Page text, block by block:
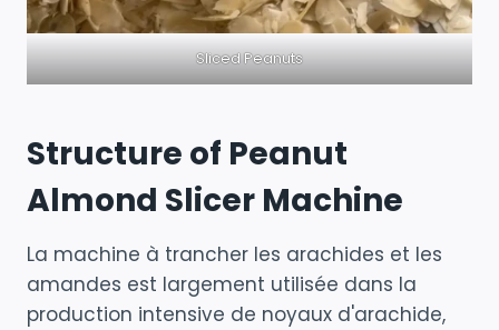
Sliced Peanuts
Structure of Peanut
Almond Slicer Machine
La machine à trancher les arachides et les
amandes est largement utilisée dans la
production intensive de noyaux d'arachide,